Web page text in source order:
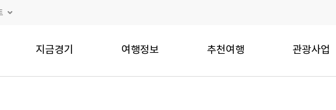
지금경기 여행정보 추천여행 관광사업